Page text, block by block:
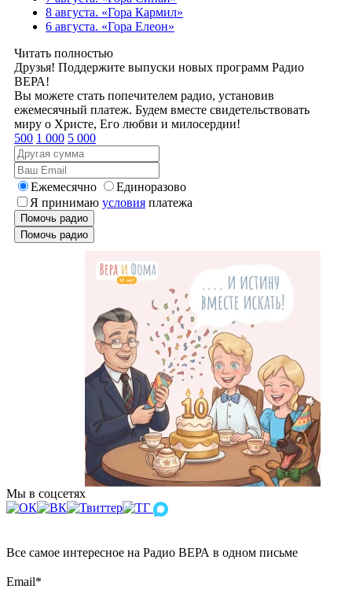
8 августа. «Гора Кармил»
6 августа. «Гора Елеон»
Читать полностью
Друзья! Поддержите выпуски новых программ Радио
ВЕРА!
Вы можете стать попечителем радио, установив
ежемесячный платеж. Будем вместе свидетельствовать
миру о Христе, Его любви и милосердии!
500 1 000 5 000
Ежемесячно
Единоразово
Я принимаю условия платежа
Помочь радио
Помочь радио
Мы в соцсетях
Все самое интересное на Радио ВЕРА в одном письме
Email*